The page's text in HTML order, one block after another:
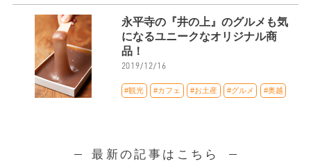
永平寺の『井の上』のグルメも気
になるユニークなオリジナル商
品！
2019/12/16
#観光 #カフェ #お土産 #グルメ #奥越
最新の記事はこちら